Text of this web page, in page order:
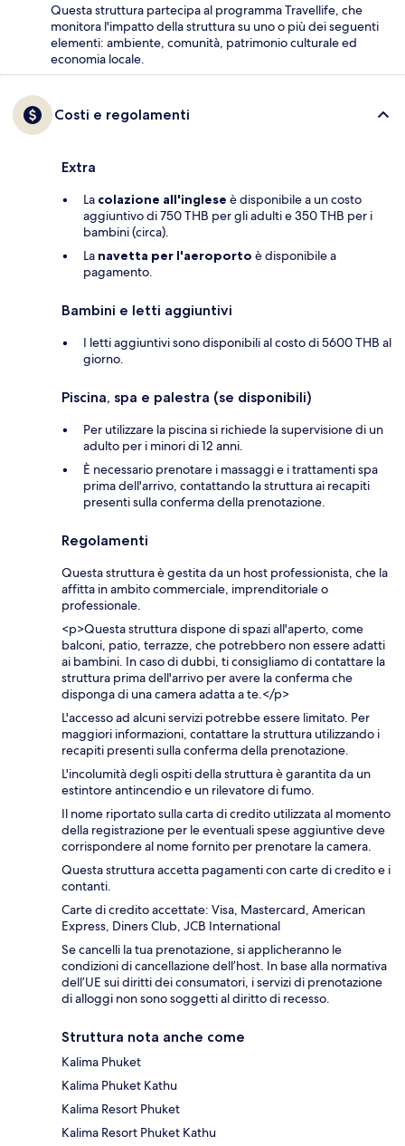
Questa struttura partecipa al programma Travellife, che
monitora l'impatto della struttura su uno o più dei seguenti
elementi: ambiente, comunità, patrimonio culturale ed
economia locale.
Costi e regolamenti
Extra
La colazione all'inglese è disponibile a un costo
aggiuntivo di 750 THB per gli adulti e 350 THB per i
bambini (circa).
La navetta per l'aeroporto è disponibile a
pagamento.
Bambini e letti aggiuntivi
I letti aggiuntivi sono disponibili al costo di 5600 THB al
giorno.
Piscina, spa e palestra (se disponibili)
Per utilizzare la piscina si richiede la supervisione di un
adulto per i minori di 12 anni.
È necessario prenotare i massaggi e i trattamenti spa
prima dell'arrivo, contattando la struttura ai recapiti
presenti sulla conferma della prenotazione.
Regolamenti
Questa struttura è gestita da un host professionista, che la
affitta in ambito commerciale, imprenditoriale o
professionale.
<p>Questa struttura dispone di spazi all'aperto, come
balconi, patio, terrazze, che potrebbero non essere adatti
ai bambini. In caso di dubbi, ti consigliamo di contattare la
struttura prima dell'arrivo per avere la conferma che
disponga di una camera adatta a te.</p>
L'accesso ad alcuni servizi potrebbe essere limitato. Per
maggiori informazioni, contattare la struttura utilizzando i
recapiti presenti sulla conferma della prenotazione.
L'incolumità degli ospiti della struttura è garantita da un
estintore antincendio e un rilevatore di fumo.
Il nome riportato sulla carta di credito utilizzata al momento
della registrazione per le eventuali spese aggiuntive deve
corrispondere al nome fornito per prenotare la camera.
Questa struttura accetta pagamenti con carte di credito e i
contanti.
Carte di credito accettate: Visa, Mastercard, American
Express, Diners Club, JCB International
Se cancelli la tua prenotazione, si applicheranno le
condizioni di cancellazione dell’host. In base alla normativa
dell’UE sui diritti dei consumatori, i servizi di prenotazione
di alloggi non sono soggetti al diritto di recesso.
Struttura nota anche come
Kalima Phuket
Kalima Phuket Kathu
Kalima Resort Phuket
Kalima Resort Phuket Kathu